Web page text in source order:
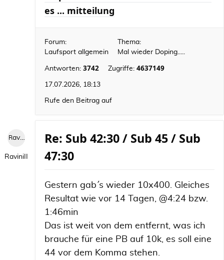
es ... mitteilung
Forum:
Laufsport allgemein
Thema:
Mal wieder Doping.....
Antworten: 3742 Zugriffe: 4637149
17.07.2026, 18:13
Rufe den Beitrag auf
RaviniII
RaviniII
Re: Sub 42:30 / Sub 45 / Sub
47:30
Gestern gab´ s wieder 10x400. Gleiches
Resultat wie vor 14 Tagen, @4:24 bzw.
1:46min
Das ist weit von dem entfernt, was ich
brauche für eine PB auf 10k, es soll eine
44 vor dem Komma stehen.